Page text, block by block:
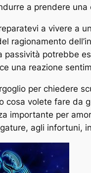
a prendere
a vivere a
ragionamento
passività potrebbe
una reazione
per chiedere
cosa volete fare da
importante per
agli infortuni,